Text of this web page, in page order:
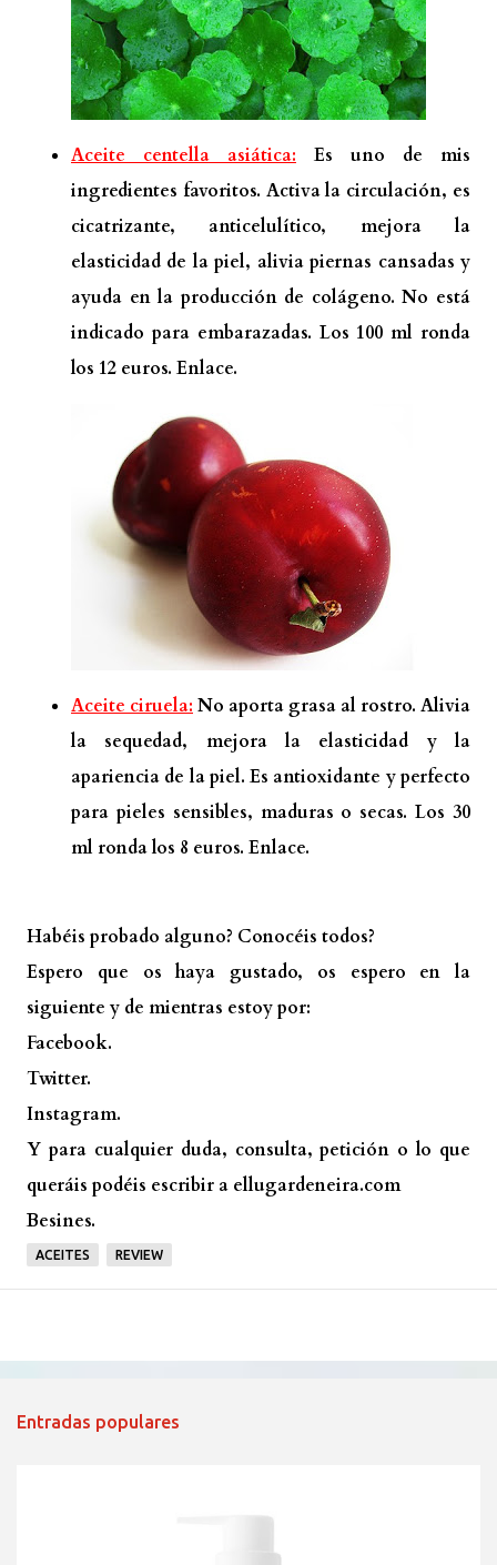
Aceite centella asiática: Es uno de mis
ingredientes favoritos. Activa la circulación, es
cicatrizante, anticelulítico, mejora la
elasticidad de la piel, alivia piernas cansadas y
ayuda en la producción de colágeno. No está
indicado para embarazadas. Los 100 ml ronda
los 12 euros. Enlace.
Aceite ciruela: No aporta grasa al rostro. Alivia
la sequedad, mejora la elasticidad y la
apariencia de la piel. Es antioxidante y perfecto
para pieles sensibles, maduras o secas. Los 30
ml ronda los 8 euros. Enlace.
Habéis probado alguno? Conocéis todos?
Espero que os haya gustado, os espero en la
siguiente y de mientras estoy por:
Facebook.
Twitter.
Instagram.
Y para cualquier duda, consulta, petición o lo que
queráis podéis escribir a ellugardeneira.com
Besines.
ACEITES REVIEW
Entradas populares